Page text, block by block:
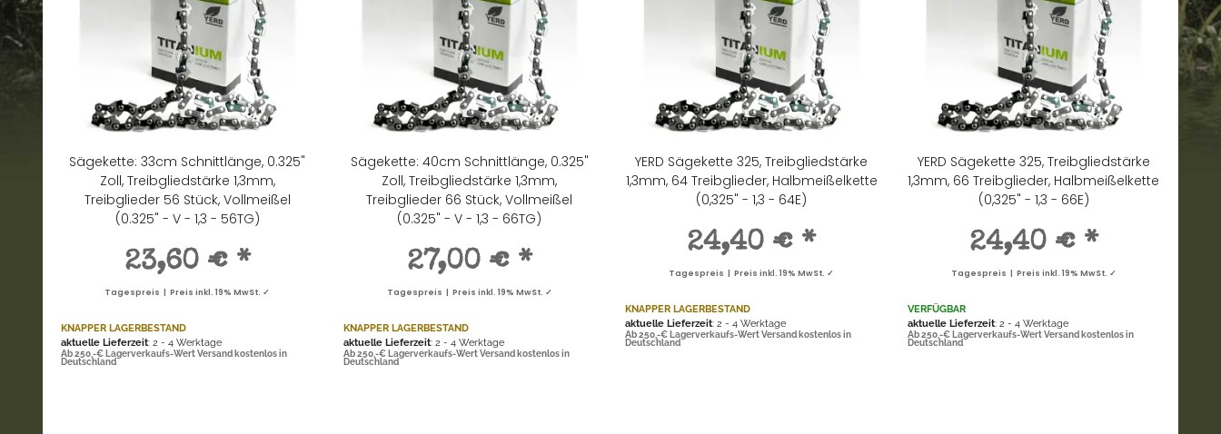
Sägekette: 33cm Schnittlänge, 0.325"
Zoll, Treibgliedstärke 1,3mm,
Treibglieder 56 Stück, Vollmeißel
(0.325" - V - 1,3 - 56TG)
23,60 € *
Tagespreis | Preis inkl. 19% MwSt. ✓
KNAPPER LAGERBESTAND
aktuelle Lieferzeit: 2 - 4 Werktage
Ab 250,-€ Lagerverkaufs-Wert Versand kostenlos in
Deutschland
Sägekette: 40cm Schnittlänge, 0.325"
Zoll, Treibgliedstärke 1,3mm,
Treibglieder 66 Stück, Vollmeißel
(0.325" - V - 1,3 - 66TG)
27,00 € *
Tagespreis | Preis inkl. 19% MwSt. ✓
KNAPPER LAGERBESTAND
aktuelle Lieferzeit: 2 - 4 Werktage
Ab 250,-€ Lagerverkaufs-Wert Versand kostenlos in
Deutschland
YERD Sägekette 325, Treibgliedstärke
1,3mm, 64 Treibglieder, Halbmeißelkette
(0,325" - 1,3 - 64E)
24,40 € *
Tagespreis | Preis inkl. 19% MwSt. ✓
KNAPPER LAGERBESTAND
aktuelle Lieferzeit: 2 - 4 Werktage
Ab 250,-€ Lagerverkaufs-Wert Versand kostenlos in
Deutschland
YERD Sägekette 325, Treibgliedstärke
1,3mm, 66 Treibglieder, Halbmeißelkette
(0,325" - 1,3 - 66E)
24,40 € *
Tagespreis | Preis inkl. 19% MwSt. ✓
VERFÜGBAR
aktuelle Lieferzeit: 2 - 4 Werktage
Ab 250,-€ Lagerverkaufs-Wert Versand kostenlos in
Deutschland